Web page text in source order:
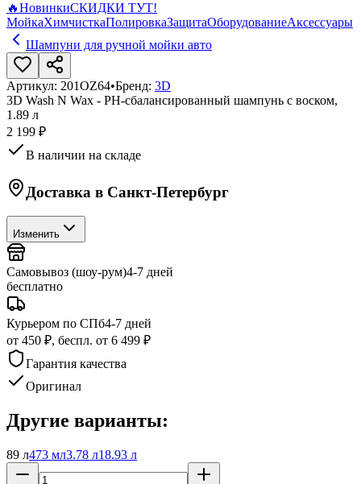
🔥НовинкиСКИДКИ ТУТ!
МойкаХимчисткаПолировкаЗащитаОборудованиеАксессуары
Шампуни для ручной мойки авто
Артикул: 201OZ64•Бренд: 3D
3D Wash N Wax - РH-сбалансированный шампунь с воском,
1.89 л
2 199 ₽
В наличии на складе
Доставка в Санкт-Петербург
Изменить
Самовывоз (шоу-рум)4-7 дней
бесплатно
Курьером по СПб4-7 дней
от 450 ₽, беспл. от 6 499 ₽
Гарантия качества
Оригинал
Другие варианты:
89 л473 мл3.78 л18.93 л